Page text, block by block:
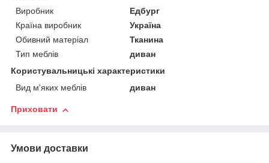
Виробник
Едбург
Країна виробник
Україна
Обивний матеріал
Тканина
Тип меблів
диван
Користувальницькі характеристики
Вид м'яких меблів
диван
Приховати
Умови доставки